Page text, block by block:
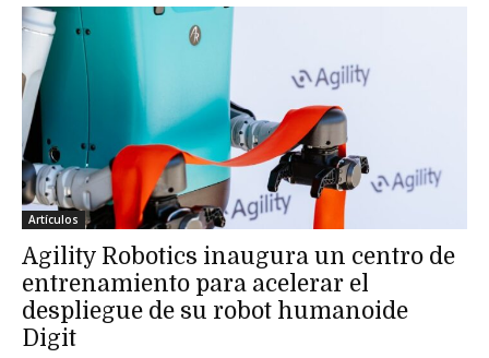
Artículos
Agility Robotics inaugura un centro de
entrenamiento para acelerar el
despliegue de su robot humanoide
Digit